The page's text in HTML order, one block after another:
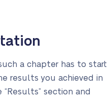
a chapter has to start
results you achieved in
section and